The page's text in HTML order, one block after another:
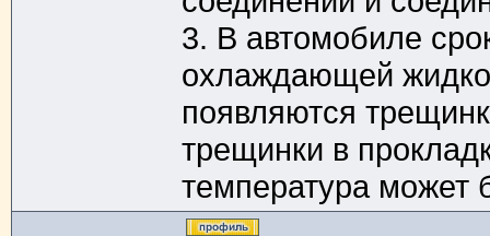
3. В автомобиле
охлаждающей
появляются
трещинки в
температура может